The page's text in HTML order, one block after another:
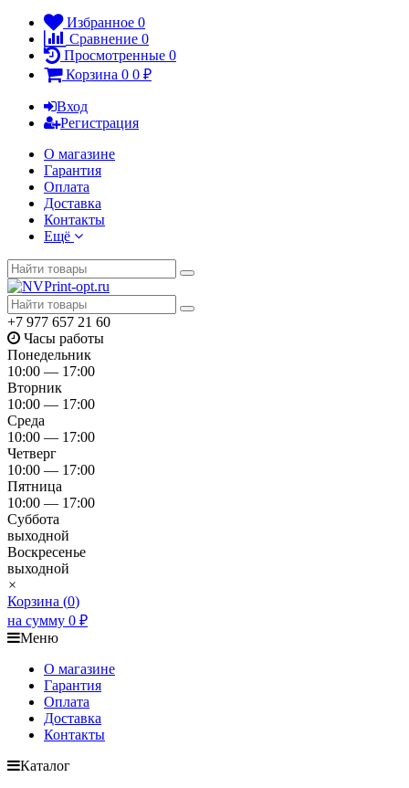
Избранное 0
Сравнение 0
Просмотренные 0
Корзина 0 0 ₽
Вход
Регистрация
О магазине
Гарантия
Оплата
Доставка
Контакты
Ещё
+7 977 657 21 60
Часы работы
Понедельник
10:00 — 17:00
Вторник
10:00 — 17:00
Среда
10:00 — 17:00
Четверг
10:00 — 17:00
Пятница
10:00 — 17:00
Суббота
выходной
Воскресенье
выходной
×
Корзина (0)
на сумму 0 ₽
Меню
О магазине
Гарантия
Оплата
Доставка
Контакты
Каталог